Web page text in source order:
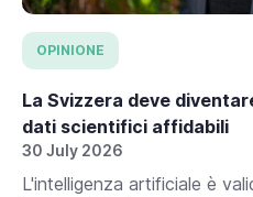
OPINIONE
La Svizzera deve
dati scientifici affidabili
30 July 2026
L'intelligenza artificiale è